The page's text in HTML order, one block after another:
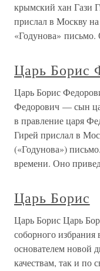
крымский хан Гази
прислал в Москву
«Годунова» письмо.
Царь Борис
Царь Борис
Федорович — сын
в правление царя
Гирей прислал в
(«Годунова»)
времени. Оно
Царь Борис
Царь Борис Царь
соборного избрания
основателем новой
качествам, так и по